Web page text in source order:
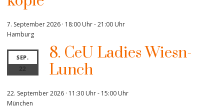
7. September 2026 · 18:00 Uhr-21:00 Uhr
Hamburg
SEP.
22
8. CeU Ladies Wiesn-
Lunch
22. September 2026 · 11:30 Uhr- 15:00 Uhr
München